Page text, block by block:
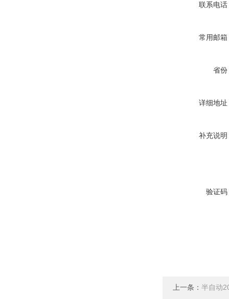
联系电话
常用邮箱
省份
详细地址
补充说明
验证码
上一条： 半自动